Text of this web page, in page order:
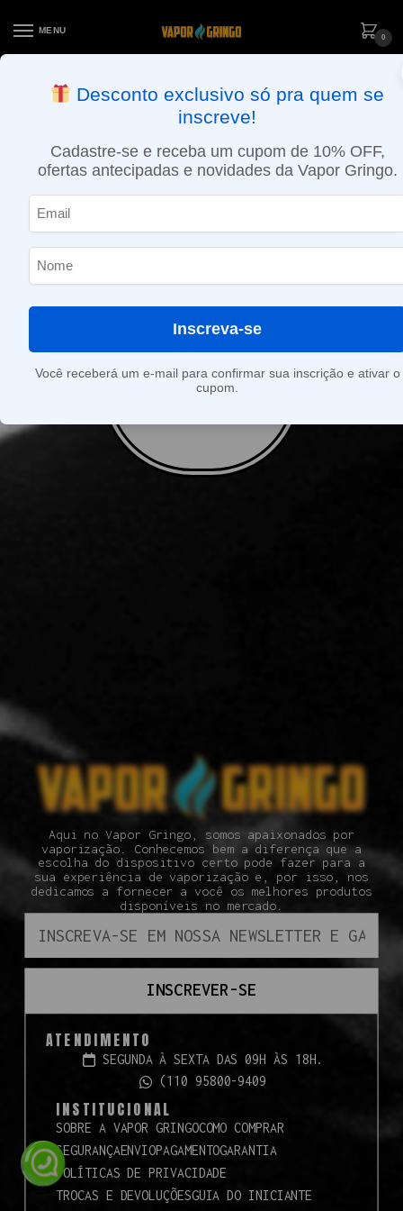
MENU
0
APROVADOS ATÉ 15:30 VIA MOTOBOY
21ml
Aqui no Vapor Gringo, somos apaixonados por
vaporização. Conhecemos bem a diferença que a
escolha do dispositivo certo pode fazer para a
sua experiência de vaporização e, por isso, nos
dedicamos a fornecer a você os melhores produtos
disponíveis no mercado.
INSCREVER-SE
ATENDIMENTO
SEGUNDA À SEXTA DAS 09H ÀS 18H.
(110 95800-9409
INSTITUCIONAL
SOBRE A VAPOR GRINGOCOMO COMPRAR
SEGURANÇAENVIOPAGAMENTOGARANTIA
POLÍTICAS DE PRIVACIDADE
TROCAS E DEVOLUÇÕESGUIA DO INICIANTE
Desconto exclusivo só pra quem se
inscreve!
Cadastre-se e receba um cupom de 10% OFF,
ofertas antecipadas e novidades da Vapor Gringo.
Inscreva-se
Você receberá um e-mail para confirmar sua inscrição e ativar o
cupom.